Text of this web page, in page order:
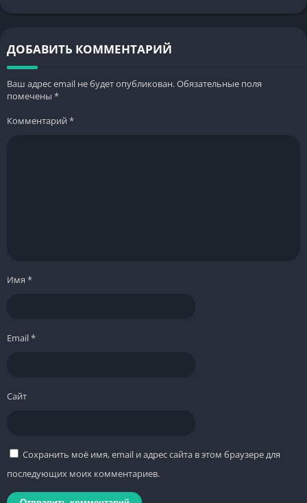
ДОБАВИТЬ КОММЕНТАРИЙ
Ваш адрес email не будет опубликован.Обязательные поля
помечены *
Комментарий*
Имя *
Email*
Сайт
Сохранить моё имя, email и адрес сайта в этом браузере для
последующих моих комментариев.